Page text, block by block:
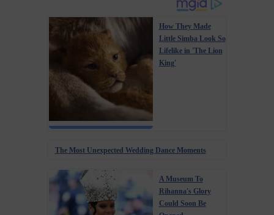
How They Made
Little Simba Look So
Lifelike in 'The Lion
King'
The Most Unexpected Wedding Dance Moments
A Museum To
Rihanna's Glory
Could Soon Be